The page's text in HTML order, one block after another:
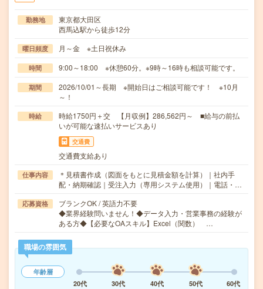
勤務地
東京都大田区
西馬込駅から徒歩12分
曜日頻度 月～金 ※土日祝休み
時間 9:00～18:00 ※休憩60分。※9時～16時も相談可能です。
期間
2026/10/01～長期 ※開始日はご相談可能です！ ※10月
～！
時給
時給1750円＋交 【月収例】286,562円～ ■給与の前払
いが可能な速払いサービスあり
交通費
交通費支給あり
仕事内容
＊見積書作成（図面をもとに見積金額を計算）｜社内手
配・納期確認｜受注入力（専用システム使用）｜電話・…
応募資格
ブランクOK / 英語力不要
◆業界経験問いません！◆データ入力・営業事務の経験が
ある方◆【必要なOAスキル】Excel（関数） …
職場の雰囲気
年齢層
20代
30代 40代 50代
60代